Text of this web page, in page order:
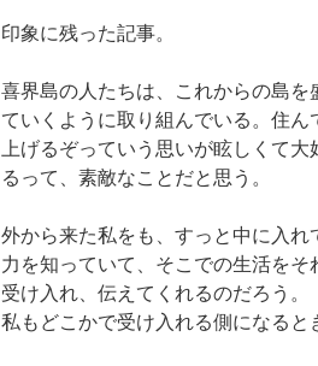
印象に残った記事。
喜界島の人たちは、これからの島
ていくように取り組んでいる。住
上げるぞっていう思いが眩しくて
るって、素敵なことだと思う。
外から来た私をも、すっと中に入
力を知っていて、そこでの生活を
受け入れ、伝えてくれるのだろう。
私もどこかで受け入れる側になると